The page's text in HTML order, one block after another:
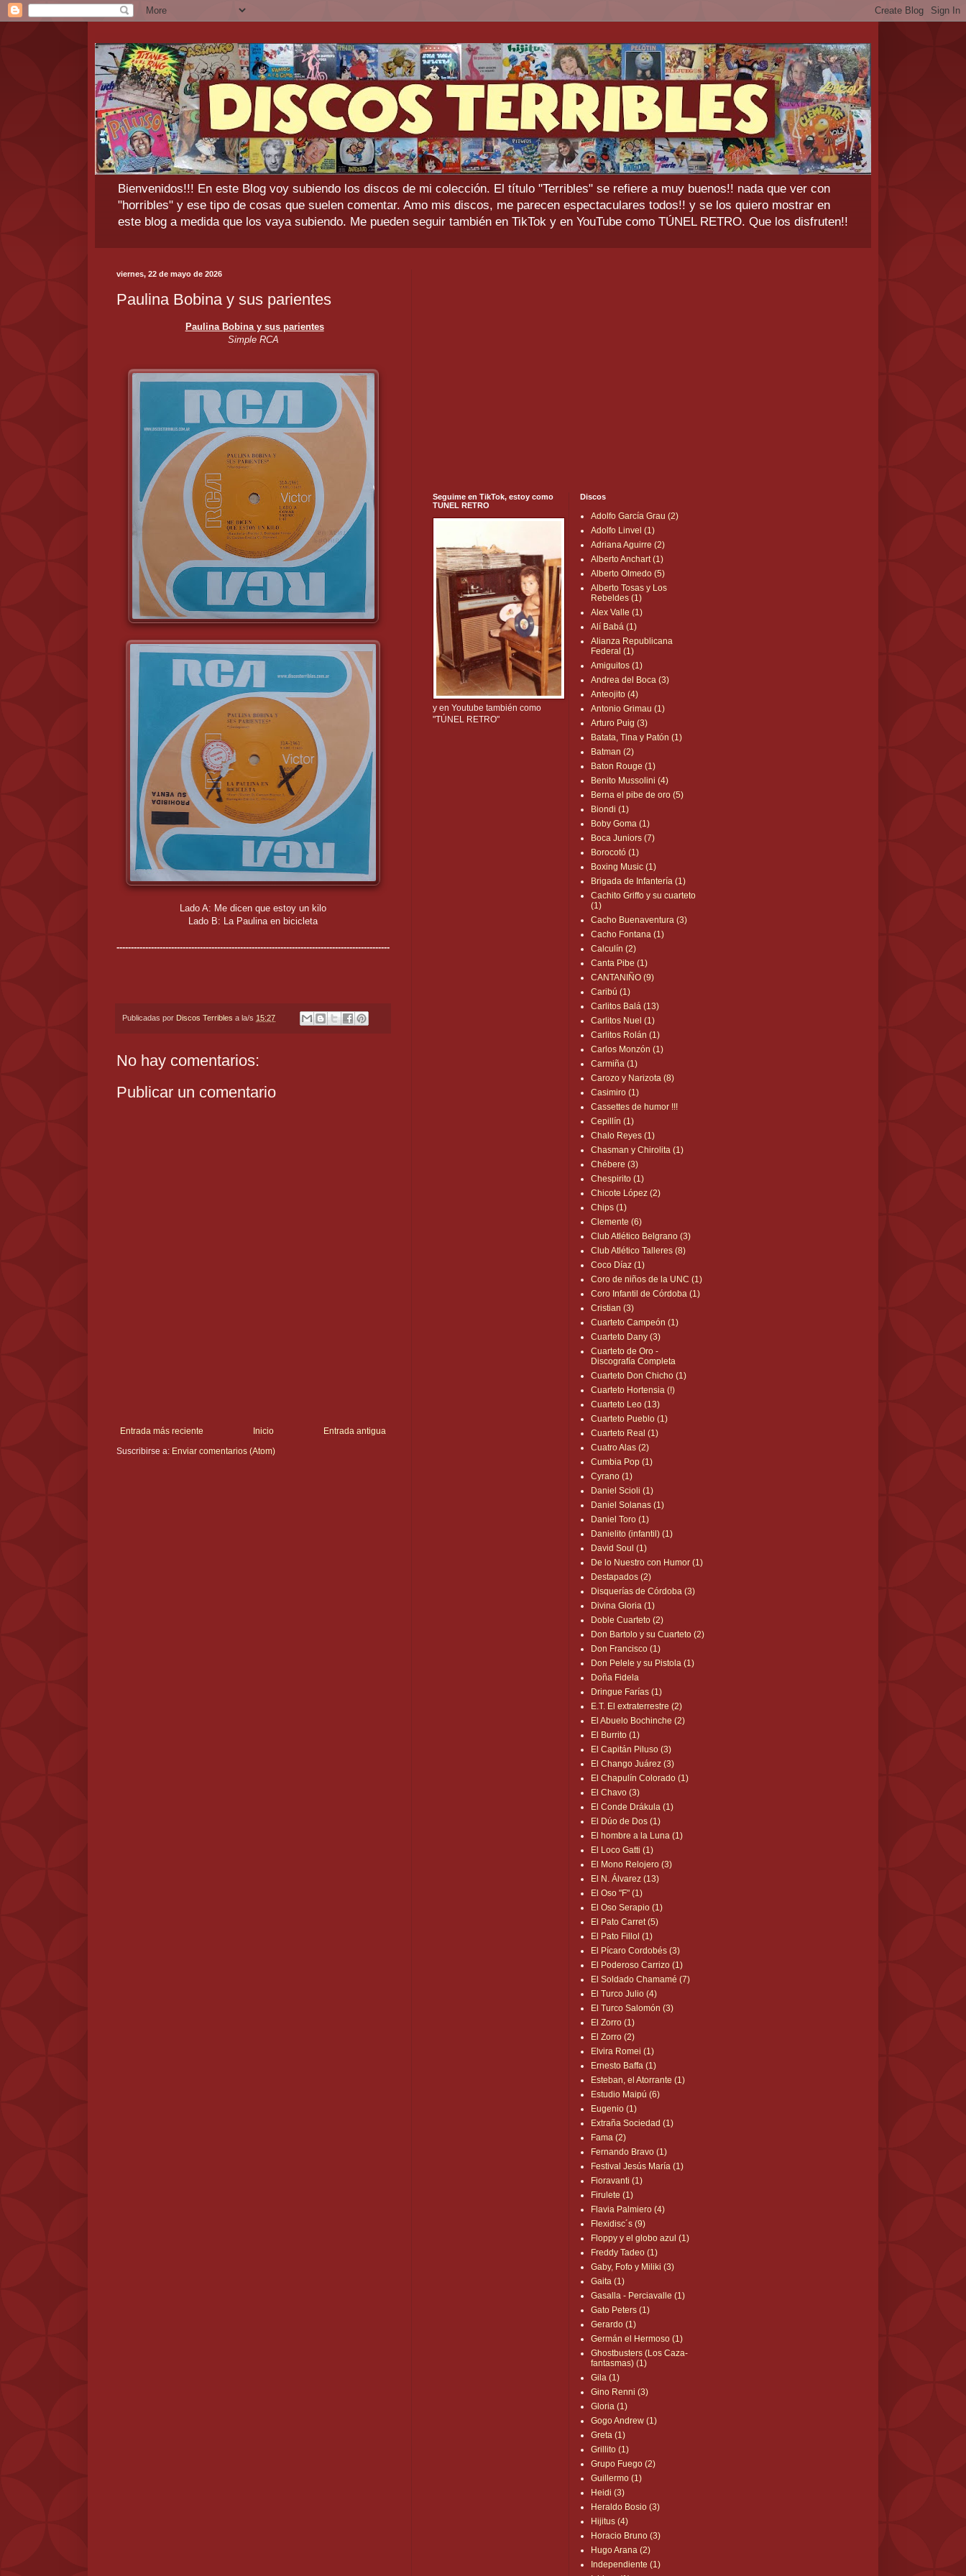
Bienvenidos!!! En este Blog voy subiendo los discos de mi colección. El título "Terribles" se refiere a muy buenos!! nada que ver con
"horribles" y ese tipo de cosas que suelen comentar. Amo mis discos, me parecen espectaculares todos!! y se los quiero mostrar en
este blog a medida que los vaya subiendo. Me pueden seguir también en TikTok y en YouTube como TÚNEL RETRO. Que los disfruten!!
viernes, 22 de mayo de 2026
Paulina Bobina y sus parientes
Paulina Bobina y sus parientes
Simple RCA
Lado A: Me dicen que estoy un kilo
Lado B: La Paulina en bicicleta
-----------------------------------------------------------------------------------------------
Publicadas por Discos Terribles a la/s 15:27
No hay comentarios:
Publicar un comentario
Entrada más reciente Entrada antigua
Inicio
Suscribirse a: Enviar comentarios (Atom)
Seguime en TikTok, estoy como
TUNEL RETRO
y en Youtube también como
"TÚNEL RETRO"
Discos
Adolfo García Grau (2)
Adolfo Linvel (1)
Adriana Aguirre (2)
Alberto Anchart (1)
Alberto Olmedo (5)
Alberto Tosas y Los
Rebeldes (1)
Alex Valle (1)
Alí Babá (1)
Alianza Republicana
Federal (1)
Amiguitos (1)
Andrea del Boca (3)
Anteojito (4)
Antonio Grimau (1)
Arturo Puig (3)
Batata, Tina y Patón (1)
Batman (2)
Baton Rouge (1)
Benito Mussolini (4)
Berna el pibe de oro (5)
Biondi (1)
Boby Goma (1)
Boca Juniors (7)
Borocotó (1)
Boxing Music (1)
Brigada de Infantería (1)
Cachito Griffo y su cuarteto
(1)
Cacho Buenaventura (3)
Cacho Fontana (1)
Calculín (2)
Canta Pibe (1)
CANTANIÑO (9)
Caribú (1)
Carlitos Balá (13)
Carlitos Nuel (1)
Carlitos Rolán (1)
Carlos Monzón (1)
Carmiña (1)
Carozo y Narizota (8)
Casimiro (1)
Cassettes de humor !!!
Cepillín (1)
Chalo Reyes (1)
Chasman y Chirolita (1)
Chébere (3)
Chespirito (1)
Chicote López (2)
Chips (1)
Clemente (6)
Club Atlético Belgrano (3)
Club Atlético Talleres (8)
Coco Díaz (1)
Coro de niños de la UNC (1)
Coro Infantil de Córdoba (1)
Cristian (3)
Cuarteto Campeón (1)
Cuarteto Dany (3)
Cuarteto de Oro -
Discografía Completa
Cuarteto Don Chicho (1)
Cuarteto Hortensia (!)
Cuarteto Leo (13)
Cuarteto Pueblo (1)
Cuarteto Real (1)
Cuatro Alas (2)
Cumbia Pop (1)
Cyrano (1)
Daniel Scioli (1)
Daniel Solanas (1)
Daniel Toro (1)
Danielito (infantil) (1)
David Soul (1)
De lo Nuestro con Humor (1)
Destapados (2)
Disquerías de Córdoba (3)
Divina Gloria (1)
Doble Cuarteto (2)
Don Bartolo y su Cuarteto (2)
Don Francisco (1)
Don Pelele y su Pistola (1)
Doña Fidela
Dringue Farías (1)
E.T. El extraterrestre (2)
El Abuelo Bochinche (2)
El Burrito (1)
El Capitán Piluso (3)
El Chango Juárez (3)
El Chapulín Colorado (1)
El Chavo (3)
El Conde Drákula (1)
El Dúo de Dos (1)
El hombre a la Luna (1)
El Loco Gatti (1)
El Mono Relojero (3)
El N. Álvarez (13)
El Oso "F" (1)
El Oso Serapio (1)
El Pato Carret (5)
El Pato Fillol (1)
El Pícaro Cordobés (3)
El Poderoso Carrizo (1)
El Soldado Chamamé (7)
El Turco Julio (4)
El Turco Salomón (3)
El Zorro (1)
El Zorro (2)
Elvira Romei (1)
Ernesto Baffa (1)
Esteban, el Atorrante (1)
Estudio Maipú (6)
Eugenio (1)
Extraña Sociedad (1)
Fama (2)
Fernando Bravo (1)
Festival Jesús María (1)
Fioravanti (1)
Firulete (1)
Flavia Palmiero (4)
Flexidisc´s (9)
Floppy y el globo azul (1)
Freddy Tadeo (1)
Gaby, Fofo y Miliki (3)
Gaita (1)
Gasalla - Perciavalle (1)
Gato Peters (1)
Gerardo (1)
Germán el Hermoso (1)
Ghostbusters (Los Caza-
fantasmas) (1)
Gila (1)
Gino Renni (3)
Gloria (1)
Gogo Andrew (1)
Greta (1)
Grillito (1)
Grupo Fuego (2)
Guillermo (1)
Heidi (3)
Heraldo Bosio (3)
Hijitus (4)
Horacio Bruno (3)
Hugo Arana (2)
Independiente (1)